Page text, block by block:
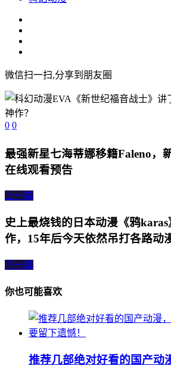
微信扫一扫,分享到朋友圈
0 0
最强新星七海蒂娜移籍Faleno，
在线观看预告
上一篇
史上最烧钱的日本动漫《鸦
作，15年后今天依然吊打各路动
下一篇
你也可能喜欢
推荐几部绝对好看的国产动